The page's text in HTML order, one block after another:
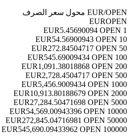
EUR/OPEN محول سعر الصرف
EUROPEN
1 EUR
5.45690094 OPEN
10 EUR
54.56900943 OPEN
50 EUR
272.84504717 OPEN
100 EUR
545.69009434 OPEN
200 EUR
1,091.38018868 OPEN
500 EUR
2,728.4504717 OPEN
1000 EUR
5,456.9009434 OPEN
2000 EUR
10,913.80188679 OPEN
5000 EUR
27,284.50471698 OPEN
10000 EUR
54,569.00943396 OPEN
50000 EUR
272,845.04716981 OPEN
100000 EUR
545,690.09433962 OPEN